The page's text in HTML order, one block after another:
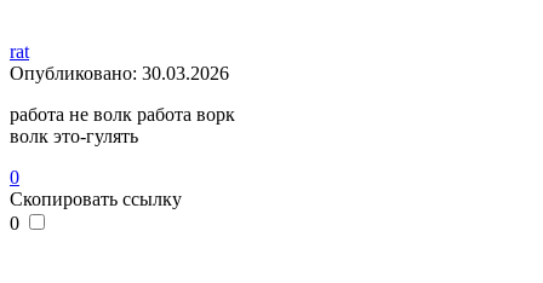
rat
Опубликовано: 30.03.2026
работа не волк работа ворк
волк это-гулять
0
Скопировать ссылку
0